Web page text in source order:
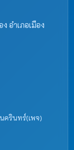
อำเภอเมือง
ครินทร์(เพจ)